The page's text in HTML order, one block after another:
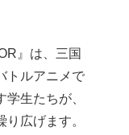
』は、三国
トルアニメで
生たちが、
広げます。